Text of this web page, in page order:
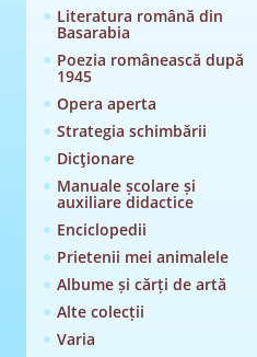
Literatura română din
Basarabia
Poezia românească după
1945
Opera aperta
Strategia schimbării
Dicţionare
Manuale școlare și
auxiliare didactice
Enciclopedii
Prietenii mei animalele
Albume și cărți de artă
Alte colecții
Varia